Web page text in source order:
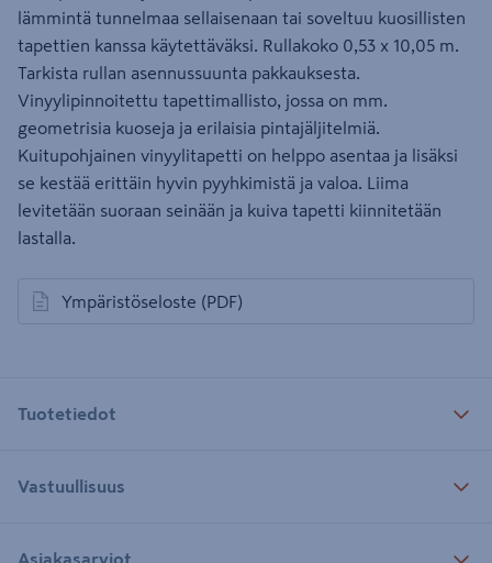
lämmintä tunnelmaa sellaisenaan tai soveltuu kuosillisten
tapettien kanssa käytettäväksi. Rullakoko 0,53 x 10,05 m.
Tarkista rullan asennussuunta pakkauksesta.
Vinyylipinnoitettu tapettimallisto, jossa on mm.
geometrisia kuoseja ja erilaisia pintajäljitelmiä.
Kuitupohjainen vinyylitapetti on helppo asentaa ja lisäksi
se kestää erittäin hyvin pyyhkimistä ja valoa. Liima
levitetään suoraan seinään ja kuiva tapetti kiinnitetään
lastalla.
Ympäristöseloste (PDF)
avautuu uuteen välilehteen
Tuotetiedot
Vastuullisuus
Asiakasarviot